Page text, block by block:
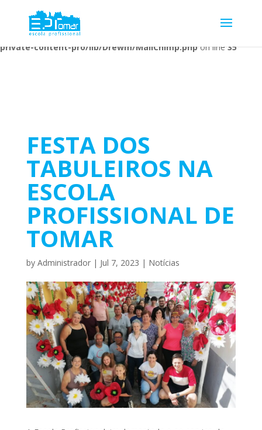
Warning: Undefined array key 1 in
/home/escolaprofission/public_html/wp-content/plugins/wp-
private-content-pro/lib/Drewm/MailChimp.phpon line35
FESTA DOS
TABULEIROS NA
ESCOLA
PROFISSIONAL DE
TOMAR
by Administrador| Jul 7, 2023 | Notícias